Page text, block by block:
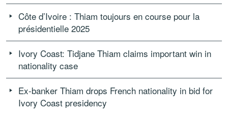
Côte d’Ivoire : Thiam toujours en course pour la
présidentielle 2025
Ivory Coast: Tidjane Thiam claims important win in
nationality case
Ex-banker Thiam drops French nationality in bid for
Ivory Coast presidency